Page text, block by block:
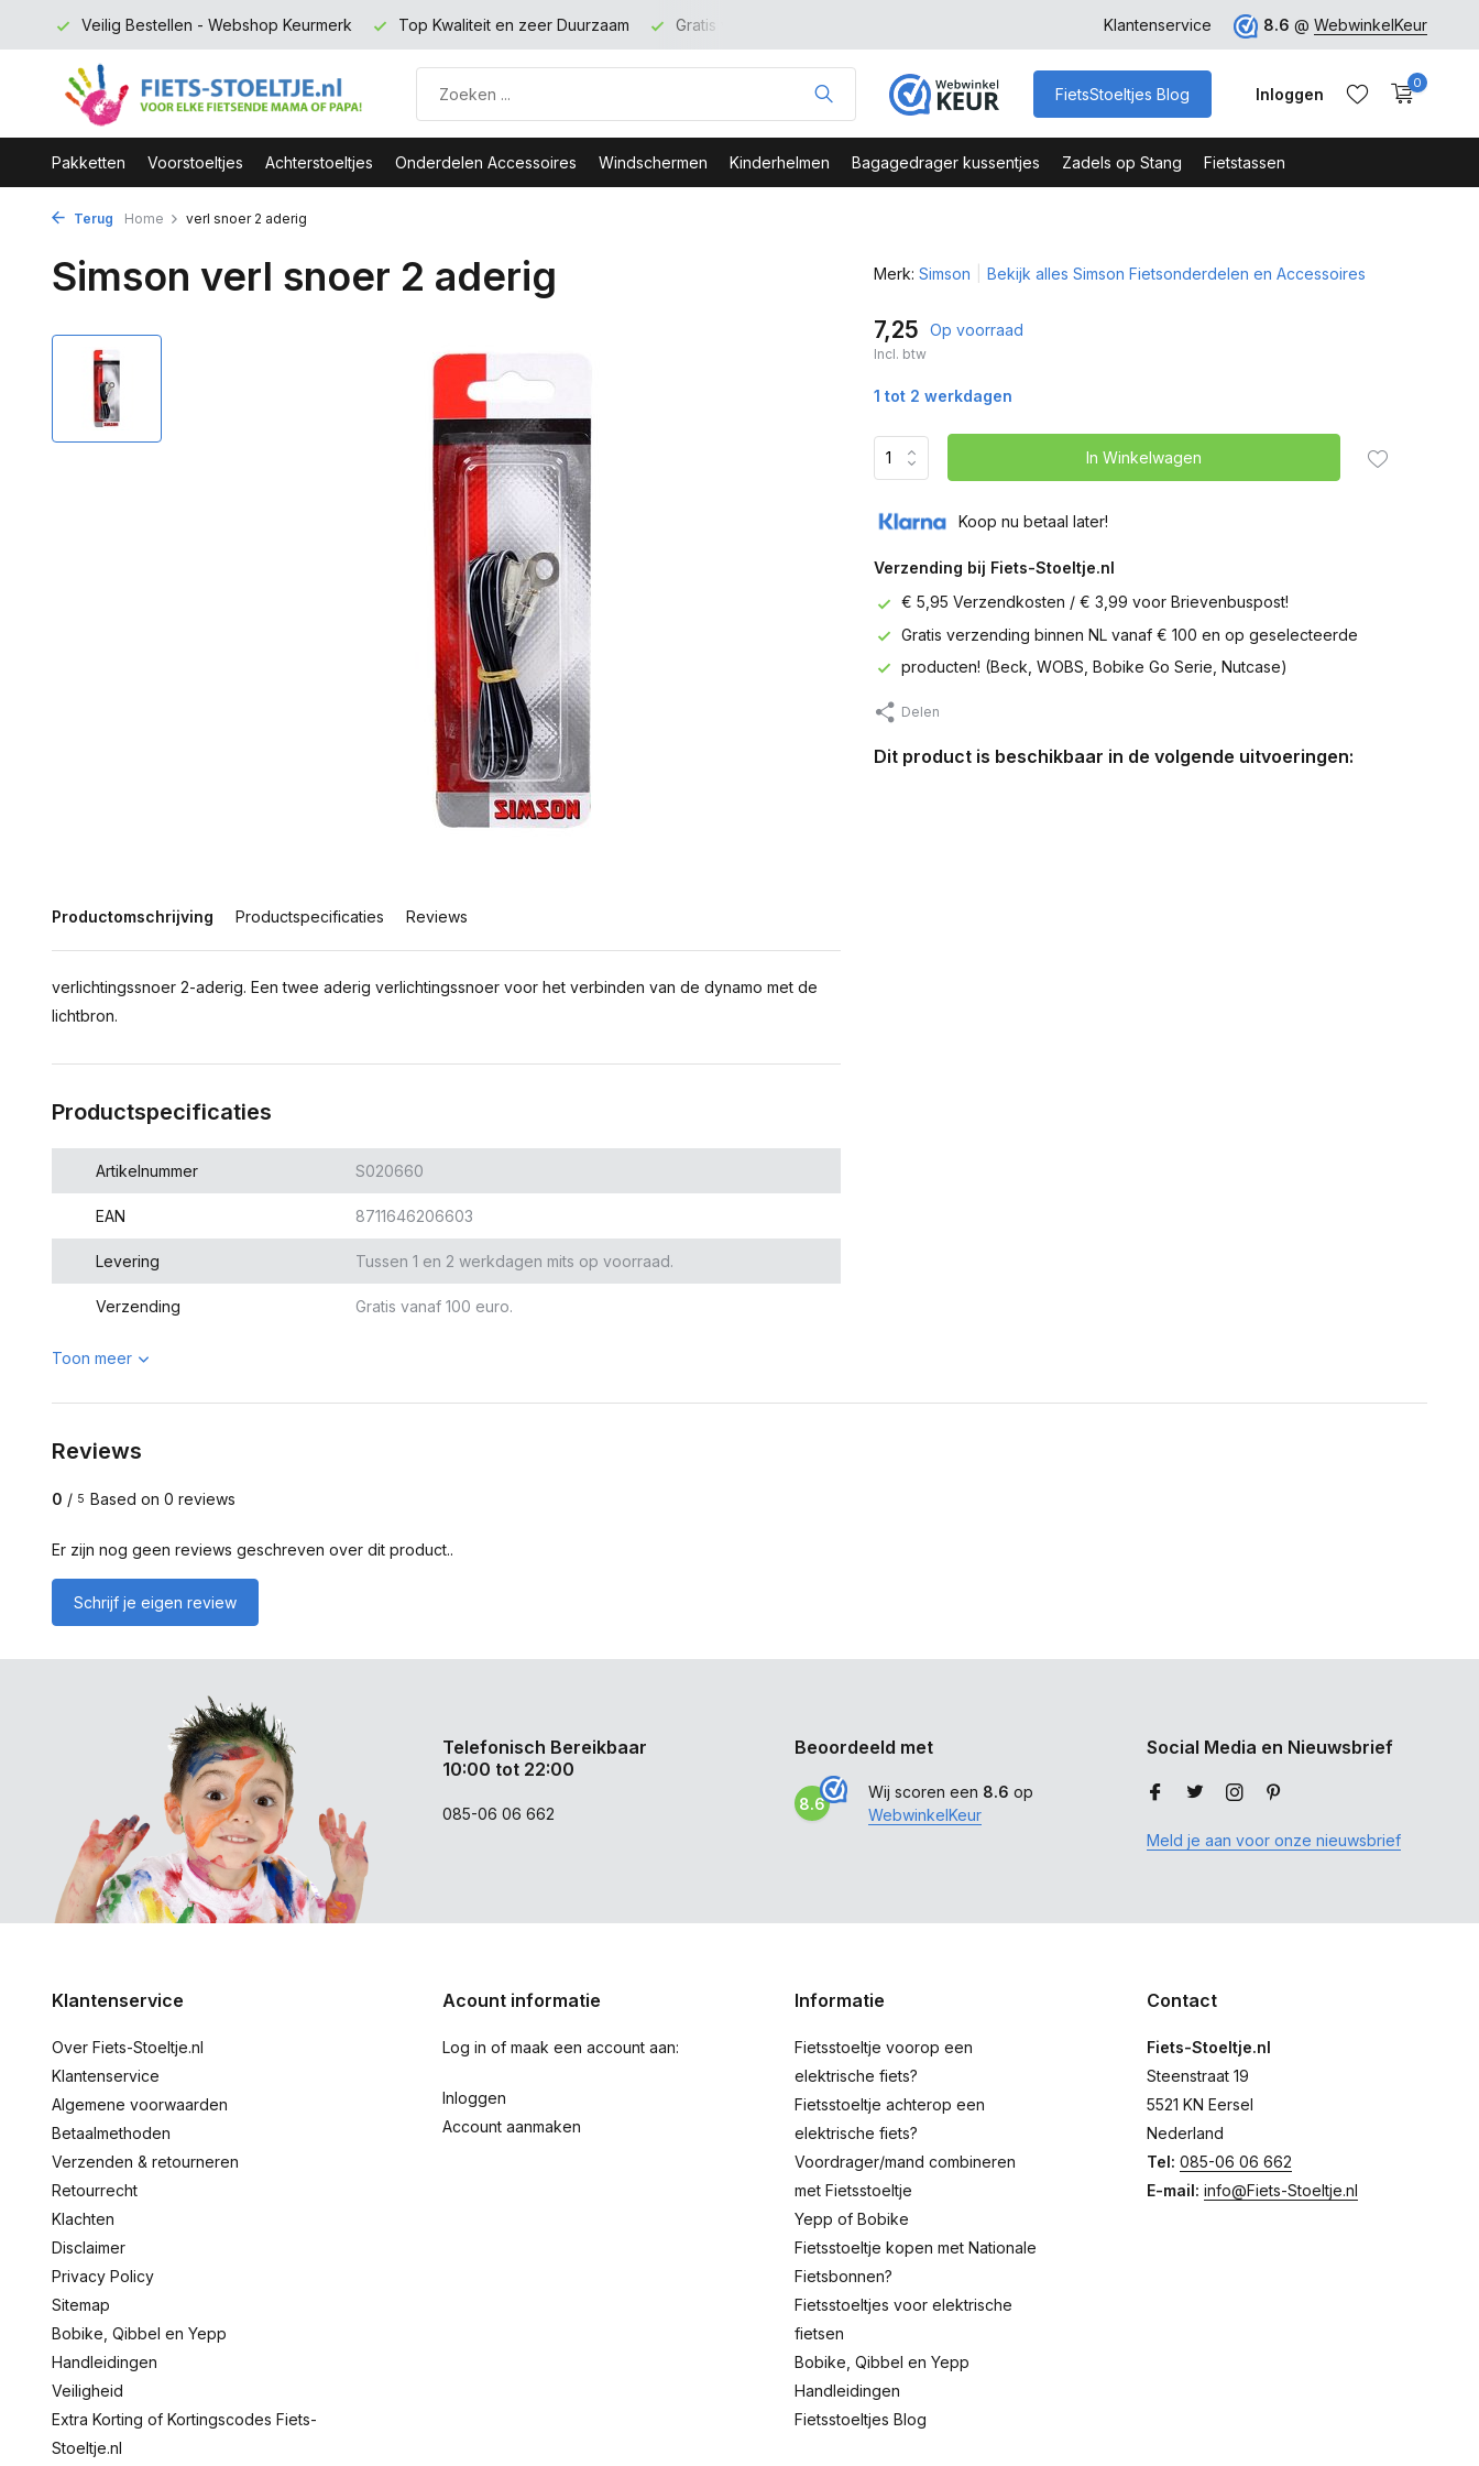
Veilig Bestellen - Webshop Keurmerk Top Kwaliteit en zeer Duurzaam Gratis verzending binnen NL vanaf 100 euro Veilig Bestellen - Webshop Keurmerk
Klantenservice 8.6 @ WebwinkelKeur
FietsStoeltjes Blog Inloggen
0
Pakketten Voorstoeltjes Achterstoeltjes Onderdelen Accessoires Windschermen Kinderhelmen Bagagedrager kussentjes Zadels op Stang Fietstassen
Terug Home verl snoer 2 aderig
Simson verl snoer 2 aderig
Productomschrijving Productspecificaties Reviews
verlichtingssnoer 2-aderig. Een twee aderig verlichtingssnoer voor het verbinden van de dynamo met de
lichtbron.
Productspecificaties
Artikelnummer S020660
EAN 8711646206603
Levering Tussen 1 en 2 werkdagen mits op voorraad.
Verzending Gratis vanaf 100 euro.
Toon meer
Merk: Simson Bekijk alles Simson Fietsonderdelen en Accessoires
7,25 Op voorraad
Incl. btw
1 tot 2 werkdagen
In Winkelwagen
Koop nu betaal later!
Verzending bij Fiets-Stoeltje.nl
€ 5,95 Verzendkosten / € 3,99 voor Brievenbuspost!
Gratis verzending binnen NL vanaf € 100 en op geselecteerde
producten! (Beck, WOBS, Bobike Go Serie, Nutcase)
Delen
Dit product is beschikbaar in de volgende uitvoeringen:
Reviews
0 / 5 Based on 0 reviews
Er zijn nog geen reviews geschreven over dit product..
Schrijf je eigen review
Telefonisch Bereikbaar
10:00 tot 22:00
085-06 06 662
Beoordeeld met
8.6
Wij scoren een 8.6 op
WebwinkelKeur
Social Media en Nieuwsbrief
Meld je aan voor onze nieuwsbrief
Klantenservice
Over Fiets-Stoeltje.nl
Klantenservice
Algemene voorwaarden
Betaalmethoden
Verzenden & retourneren
Retourrecht
Klachten
Disclaimer
Privacy Policy
Sitemap
Bobike, Qibbel en Yepp
Handleidingen
Veiligheid
Extra Korting of Kortingscodes Fiets-
Stoeltje.nl
Acount informatie
Log in of maak een account aan:
Inloggen
Account aanmaken
Informatie
Fietsstoeltje voorop een
elektrische fiets?
Fietsstoeltje achterop een
elektrische fiets?
Voordrager/mand combineren
met Fietsstoeltje
Yepp of Bobike
Fietsstoeltje kopen met Nationale
Fietsbonnen?
Fietsstoeltjes voor elektrische
fietsen
Bobike, Qibbel en Yepp
Handleidingen
Fietsstoeltjes Blog
Contact
Fiets-Stoeltje.nl
Steenstraat 19
5521 KN Eersel
Nederland
Tel: 085-06 06 662
E-mail: info@Fiets-Stoeltje.nl